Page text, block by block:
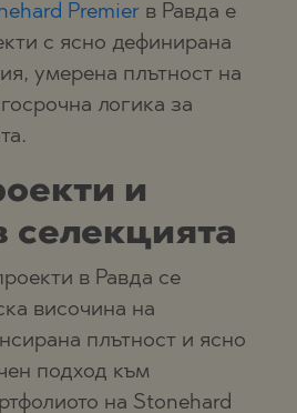
Premier в Равда е
с ясно дефинирана
умерена плътност на
логика за
и
в Равда се
височина на
плътност и ясно
подход към
на Stonehard